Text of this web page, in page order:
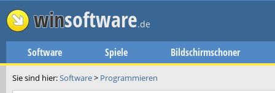
winsoftware.de
Software Spiele Bildschirmschoner
Sie sind hier:Software> Programmieren